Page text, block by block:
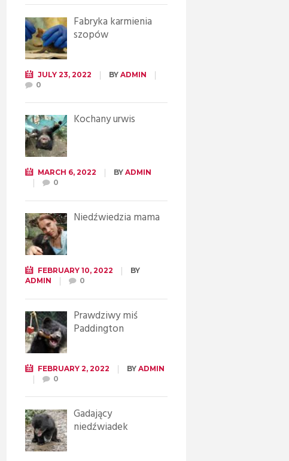
Fabryka karmienia
szopów
JULY 23, 2022 BY ADMIN
0
Kochany urwis
MARCH 6, 2022 BY ADMIN
0
Niedźwiedzia mama
FEBRUARY 10, 2022
BY
ADMIN
0
Prawdziwy miś
Paddington
FEBRUARY 2, 2022 BY ADMIN
0
Gadający
niedźwiadek